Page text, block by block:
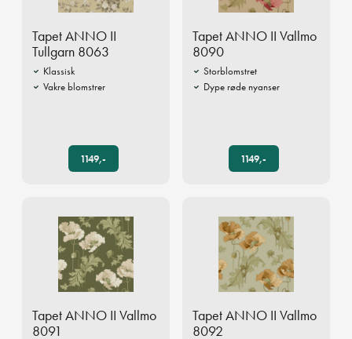
Tapet ANNO II
Tullgarn 8063
Klassisk
Vakre blomstrer
1149,-
Tapet ANNO II Vallmo
8090
Storblomstret
Dype røde nyanser
1149,-
Tapet ANNO II Vallmo
8091
Tapet ANNO II Vallmo
8092